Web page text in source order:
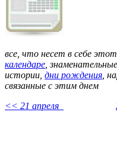
все, что несет в себе
календаре ,
истории, дни рождения ,
связанные с этим днем
<< 21 апреля